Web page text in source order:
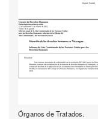
Órganos de Tratados.